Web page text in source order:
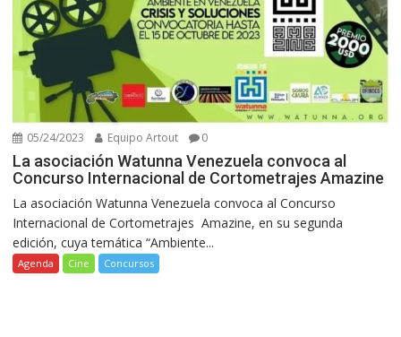
05/24/2023 Equipo Artout 0
La asociación Watunna Venezuela convoca al
Concurso Internacional de Cortometrajes Amazine
La asociación Watunna Venezuela convoca al Concurso
Internacional de Cortometrajes Amazine, en su segunda
edición, cuya temática “Ambiente...
Agenda Cine Concursos